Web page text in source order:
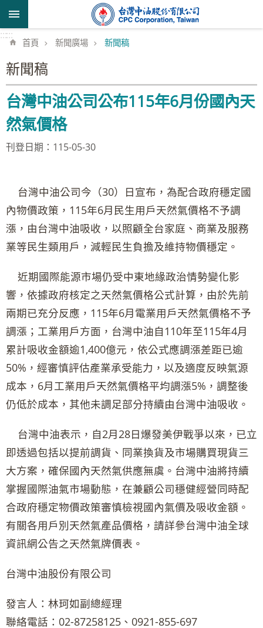
跳到主要內容區塊
::::::
首頁 新聞廣場 新聞稿
新聞稿
台灣中油公司公布115年6月份國內天
然氣價格
刊登日期：115-05-30
台灣中油公司今（30）日宣布，為配合政府穩定國
內物價政策，115年6月民生用戶天然氣價格不予調
漲，由台灣中油吸收，以照顧全台家庭、商業及服務
業等民生類用戶，減輕民生負擔及維持物價穩定。
近期國際能源市場仍受中東地緣政治情勢變化影
響，依據政府核定之天然氣價格公式計算，由於先前
兩期已充分反應，115年6月電業用戶天然氣價格不予
調漲；工業用戶方面，台灣中油自110年至115年4月
累計吸收金額逾1,400億元，依公式應調漲差距已逾
50%，經審慎評估產業承受能力，以及適度反映氣源
成本，6月工業用戶天然氣價格平均調漲5%，調整後
仍低於成本，其他未調足部分持續由台灣中油吸收。
台灣中油表示，自2月28日爆發美伊戰爭以來，已立
即透過包括以提前調貨、同業換貨及市場購買現貨三
大方案，確保國內天然氣供應無虞。台灣中油將持續
掌握國際油氣市場動態，在兼顧公司穩健經營同時配
合政府穩定物價政策審慎檢視國內氣價及吸收金額。
有關各用戶別天然氣產品價格，請詳參台灣中油全球
資訊網公告之天然氣牌價表。
台灣中油股份有限公司
發言人：林珂如副總經理
聯絡電話：02-87258125、0921-855-697